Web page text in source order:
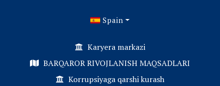
Spain
Karyera markazi
BARQAROR RIVOJLANISH MAQSADLARI
Korrupsiyaga qarshi kurash